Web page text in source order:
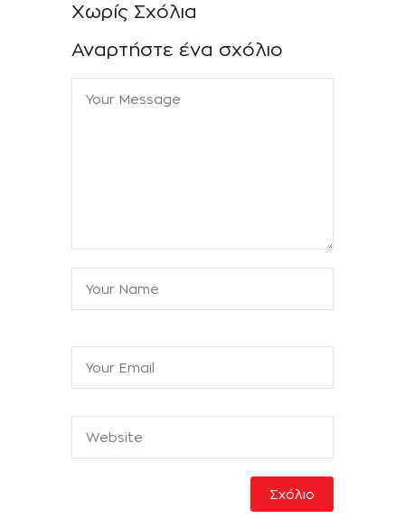
Χωρίς Σχόλια
Αναρτήστε ένα σχόλιο